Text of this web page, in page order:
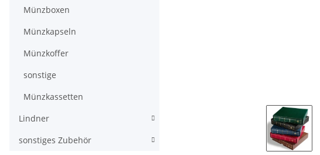
Münzboxen
Münzkapseln
Münzkoffer
sonstige
Münzkassetten
Lindner
sonstiges Zubehör